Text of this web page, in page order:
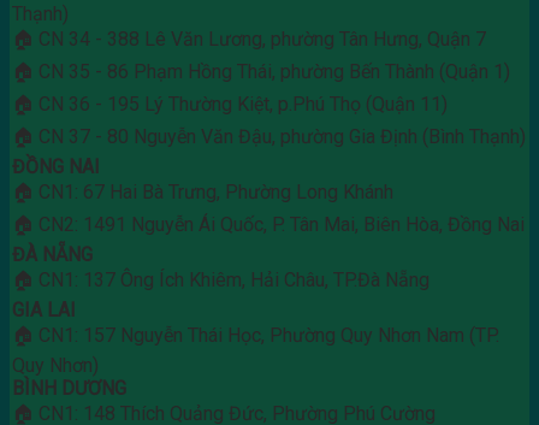
Thạnh)
🏠 CN 34 - 388 Lê Văn Lương, phường Tân Hưng, Quận 7
🏠 CN 35 - 86 Phạm Hồng Thái, phường Bến Thành (Quận 1)
🏠 CN 36 - 195 Lý Thường Kiệt, p.Phú Thọ (Quận 11)
🏠 CN 37 - 80 Nguyễn Văn Đậu, phường Gia Định (Bình Thạnh)
ĐỒNG NAI
🏠 CN1: 67 Hai Bà Trưng, Phường Long Khánh
🏠 CN2: 1491 Nguyễn Ái Quốc, P. Tân Mai, Biên Hòa, Đồng Nai
ĐÀ NẴNG
🏠 CN1: 137 Ông Ích Khiêm, Hải Châu, TP.Đà Nẵng
GIA LAI
🏠 CN1: 157 Nguyễn Thái Học, Phường Quy Nhơn Nam (TP.
Quy Nhơn)
BÌNH DƯƠNG
🏠 CN1: 148 Thích Quảng Đức, Phường Phú Cường